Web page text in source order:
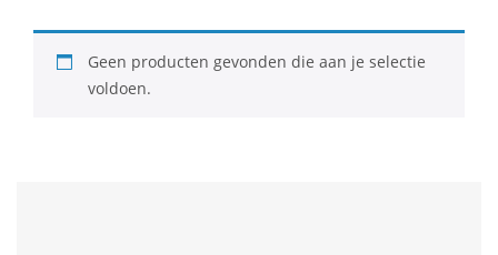
Geen producten gevonden die aan je selectie
voldoen.